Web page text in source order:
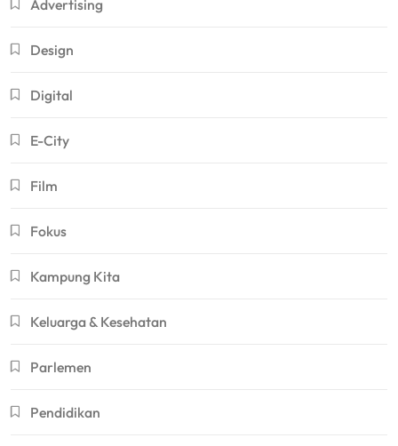
Advertising
Design
Digital
E-City
Film
Fokus
Kampung Kita
Keluarga & Kesehatan
Parlemen
Pendidikan